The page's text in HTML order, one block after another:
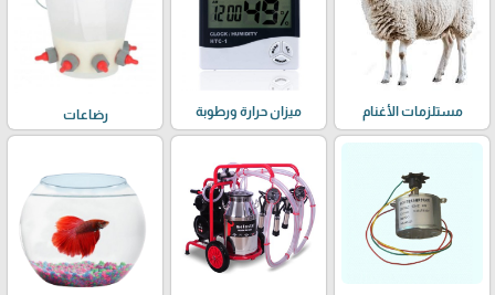
مستلزمات الأغنام ميزان حرارة ورطوبة رضاعات